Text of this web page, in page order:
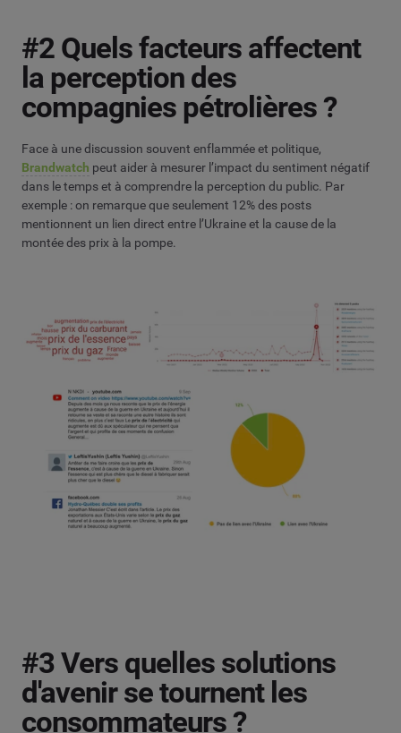
#2 Quels facteurs affectent
la perception des
compagnies pétrolières ?
Face à une discussion souvent enflammée et politique,
Brandwatch peut aider à mesurer l’impact du sentiment négatif
dans le temps et à comprendre la perception du public. Par
exemple : on remarque que seulement 12% des posts
mentionnent un lien direct entre l’Ukraine et la cause de la
montée des prix à la pompe.
#3 Vers quelles solutions
d'avenir se tournent les
consommateurs ?